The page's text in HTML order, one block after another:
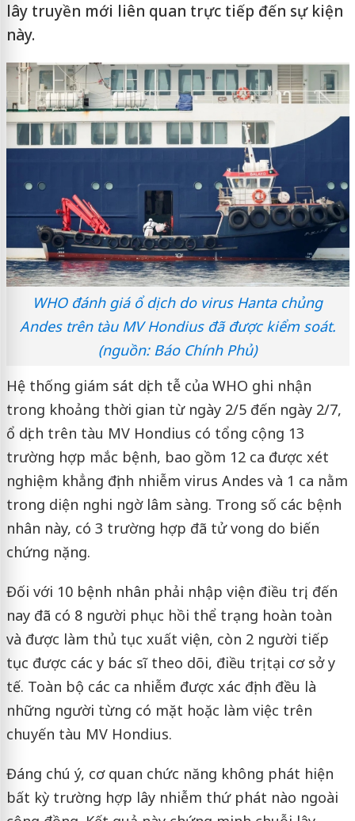
lây truyền mới liên quan trực tiếp đến sự kiện
này.
WHO đánh giá ổ dịch do virus Hanta chủng
Andes trên tàu MV Hondius đã được kiểm soát.
(nguồn: Báo Chính Phủ)
Hệ thống giám sát dịch tễ của WHO ghi nhận
trong khoảng thời gian từ ngày 2/5 đến ngày 2/7,
ổ dịch trên tàu MV Hondius có tổng cộng 13
trường hợp mắc bệnh, bao gồm 12 ca được xét
nghiệm khẳng định nhiễm virus Andes và 1 ca nằm
trong diện nghi ngờ lâm sàng. Trong số các bệnh
nhân này, có 3 trường hợp đã tử vong do biến
chứng nặng.
Đối với 10 bệnh nhân phải nhập viện điều trị, đến
nay đã có 8 người phục hồi thể trạng hoàn toàn
và được làm thủ tục xuất viện, còn 2 người tiếp
tục được các y bác sĩ theo dõi, điều trị tại cơ sở y
tế. Toàn bộ các ca nhiễm được xác định đều là
những người từng có mặt hoặc làm việc trên
chuyến tàu MV Hondius.
Đáng chú ý, cơ quan chức năng không phát hiện
bất kỳ trường hợp lây nhiễm thứ phát nào ngoài